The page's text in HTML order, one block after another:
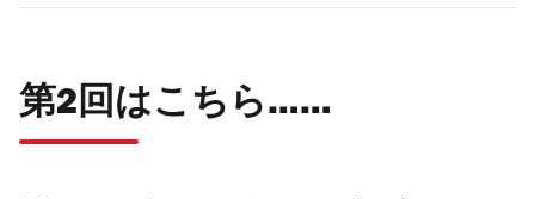
第2回はこちら……